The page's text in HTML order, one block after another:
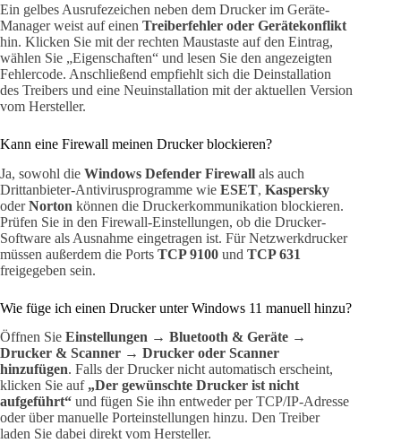
Ein gelbes Ausrufezeichen neben dem Drucker im Geräte-
Manager weist auf einen Treiberfehler oder Gerätekonflikt
hin. Klicken Sie mit der rechten Maustaste auf den Eintrag,
wählen Sie „Eigenschaften“ und lesen Sie den angezeigten
Fehlercode. Anschließend empfiehlt sich die Deinstallation
des Treibers und eine Neuinstallation mit der aktuellen Version
vom Hersteller.
Kann eine Firewall meinen Drucker blockieren?
Ja, sowohl die Windows Defender Firewall als auch
Drittanbieter-Antivirusprogramme wie ESET, Kaspersky
oderNorton können die Druckerkommunikation blockieren.
Prüfen Sie in den Firewall-Einstellungen, ob die Drucker-
Software als Ausnahme eingetragen ist. Für Netzwerkdrucker
müssen außerdem die Ports TCP 9100 und TCP 631
freigegeben sein.
Wie füge ich einen Drucker unter Windows 11 manuell hinzu?
Öffnen Sie Einstellungen → Bluetooth & Geräte →
Drucker & Scanner → Drucker oder Scanner
hinzufügen. Falls der Drucker nicht automatisch erscheint,
klicken Sie auf „Der gewünschte Drucker ist nicht
aufgeführt“ und fügen Sie ihn entweder per TCP/IP-Adresse
oder über manuelle Porteinstellungen hinzu. Den Treiber
laden Sie dabei direkt vom Hersteller.